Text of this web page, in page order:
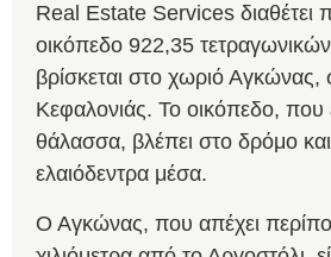
Real Estate Services
οικόπεδο 922,35
βρίσκεται στο χωριό Αγκώνας,
Κεφαλονιάς. Το οικόπεδο, που
θάλασσα, βλέπει στο δρόμο και
ελαιόδεντρα μέσα.
Ο Αγκώνας, που απέχει